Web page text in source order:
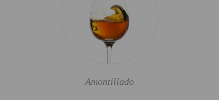
Amontillado